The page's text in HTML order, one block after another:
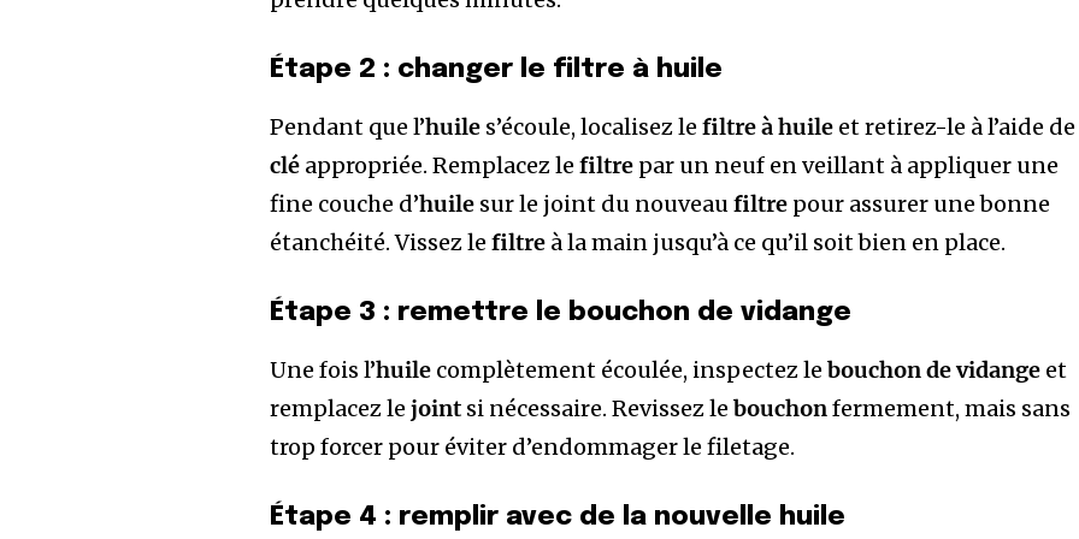
Étape 2 : changer le filtre à huile
Pendant que l’huile s’écoule, localisez lefiltre à huile et retirez-le à l’aide
clé appropriée. Remplacez lefiltre par un neuf en veillant à appliquer une
fine couche d’huile sur le joint du nouveaufiltre pour assurer une bonne
étanchéité. Vissez lefiltre à la main jusqu’à ce qu’il soit bien en place.
Étape 3 : remettre le bouchon de vidange
Une fois l’huile complètement écoulée, inspectez lebouchon de vidange et
remplacez lejoint si nécessaire. Revissez lebouchonfermement, mais sans
trop forcer pour éviter d’endommager le filetage.
Étape 4 : remplir avec de la nouvelle huile